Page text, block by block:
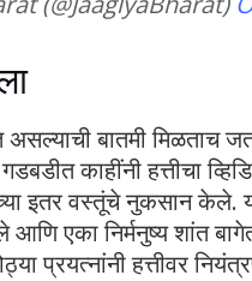
असल्याची बातमी मिळताच
काहींनी हत्तीचा
इतर वस्तूंचे नुकसान केले. या
आणि एका निर्मनुष्य शांत
प्रयत्नांनी हत्तीवर